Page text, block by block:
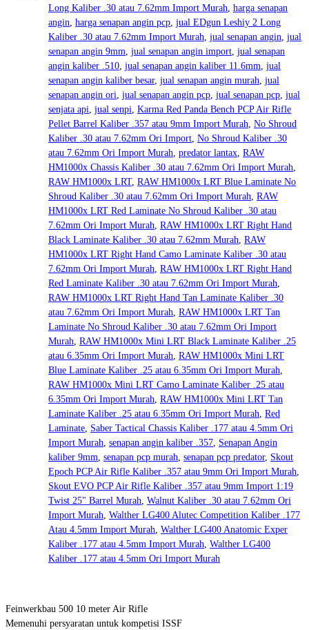
Long Kaliber .30 atau 7.62mm Import Murah, harga senapan
angin, harga senapan angin pcp, jual EDgun Leshiy 2 Long
Kaliber .30 atau 7.62mm Import Murah, jual senapan angin, jual
senapan angin 9mm, jual senapan angin import, jual senapan
angin kaliber .510, jual senapan angin kaliber 11.6mm, jual
senapan angin kaliber besar, jual senapan angin murah, jual
senapan angin ori, jual senapan angin pcp, jual senapan pcp, jual
senjata api, jual senpi, Karma Red Panda Bench PCP Air Rifle
Pellet Barrel Kaliber .357 atau 9mm Import Murah, No Shroud
Kaliber .30 atau 7.62mm Ori Import, No Shroud Kaliber .30
atau 7.62mm Ori Import Murah, predator lantax, RAW
HM1000x Chassis Kaliber .30 atau 7.62mm Ori Import Murah,
RAW HM1000x LRT, RAW HM1000x LRT Blue Laminate No
Shroud Kaliber .30 atau 7.62mm Ori Import Murah, RAW
HM1000x LRT Red Laminate No Shroud Kaliber .30 atau
7.62mm Ori Import Murah, RAW HM1000x LRT Right Hand
Black Laminate Kaliber .30 atau 7.62mm Murah, RAW
HM1000x LRT Right Hand Camo Laminate Kaliber .30 atau
7.62mm Ori Import Murah, RAW HM1000x LRT Right Hand
Red Laminate Kaliber .30 atau 7.62mm Ori Import Murah,
RAW HM1000x LRT Right Hand Tan Laminate Kaliber .30
atau 7.62mm Ori Import Murah, RAW HM1000x LRT Tan
Laminate No Shroud Kaliber .30 atau 7.62mm Ori Import
Murah, RAW HM1000x Mini LRT Black Laminate Kaliber .25
atau 6.35mm Ori Import Murah, RAW HM1000x Mini LRT
Blue Laminate Kaliber .25 atau 6.35mm Ori Import Murah,
RAW HM1000x Mini LRT Camo Laminate Kaliber .25 atau
6.35mm Ori Import Murah, RAW HM1000x Mini LRT Tan
Laminate Kaliber .25 atau 6.35mm Ori Import Murah, Red
Laminate, Saber Tactical Chassis Kaliber .177 atau 4.5mm Ori
Import Murah, senapan angin kaliber .357, Senapan Angin
kaliber 9mm, senapan pcp murah, senapan pcp predator, Skout
Epoch PCP Air Rifle Kaliber .357 atau 9mm Ori Import Murah,
Skout EVO PCP Air Rifle Kaliber .357 atau 9mm Import 1:19
Twist 25" Barrel Murah, Walnut Kaliber .30 atau 7.62mm Ori
Import Murah, Walther LG400 Alutec Competition Kaliber .177
Atau 4.5mm Import Murah, Walther LG400 Anatomic Exper
Kaliber .177 atau 4.5mm Import Murah, Walther LG400
Kaliber .177 atau 4.5mm Ori Import Murah
Feinwerkbau 500 10 meter Air Rifle
Memenuhi persyaratan untuk kompetisi ISSF